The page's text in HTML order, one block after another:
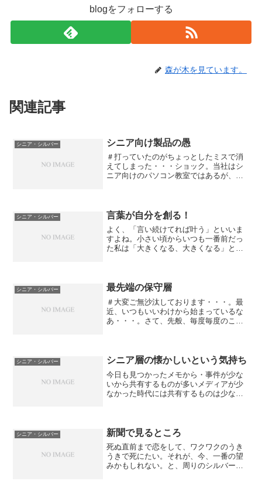
blogをフォローする
森が木を見ています。
関連記事
シニア・シルバー シニア向け製品の愚
＃打っていたのがちょっとしたミスで消
えてしまった・・・ショック。当社はシ
ニア向けのパソコン教室ではあるが、シ
サービスマーケティング、...
シニア・シルバー 言葉が自分を創る！
よく、「言い続けてれば叶う」といいま
すよね。小さい頃からいつも一番前だっ
た私は「大きくなる、大きくなる」とい
に多くいるようにしてたら...
シニア・シルバー 最先端の保守層
＃大変ご無沙汰しております・・・。最
近、いつもいいわけから始まっているな
あ・・・。さて、先般、毎度毎度のこと
典型的なシニア層もいない...
シニア・シルバー シニア層の懐かしいという気持ち
今日も見つかったメモから・事件が少な
いから共有するものが多いメディアが少
なかった時代には共有するものは少な
キオに然り。だから、今の若...
シニア・シルバー 新聞で見るところ
死ぬ直前まで恋をして、ワクワクのうき
うきで死にたい。それが、今、一番の望
みかもしれない。と、周りのシルバー層